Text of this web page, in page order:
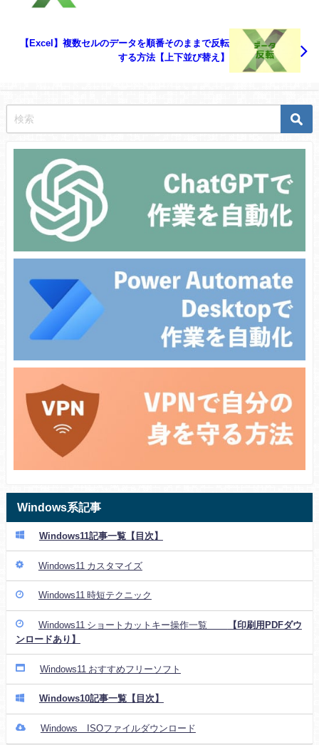
【Excel】複数セルのデータを順番そのままで反転
する方法【上下並び替え】
Windows系記事
Windows11記事一覧【目次】
Windows11 カスタマイズ
Windows11 時短テクニック
Windows11 ショートカットキー操作一覧
【印刷用PDFダウ
ンロードあり】
Windows11 おすすめフリーソフト
Windows10記事一覧【目次】
Windows ISOファイルダウンロード